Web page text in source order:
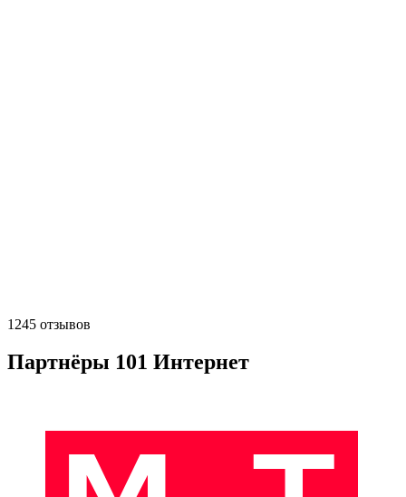
1245 отзывов
Партнёры 101 Интернет